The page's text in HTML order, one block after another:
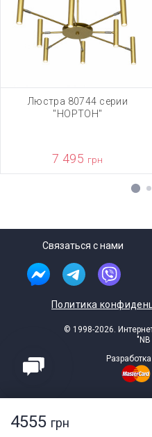
4555 грн
Люстра 80744 серии
"НОРТОН"
7 495 грн
1 2
Связаться с нами
Политика
© 1998-2026.